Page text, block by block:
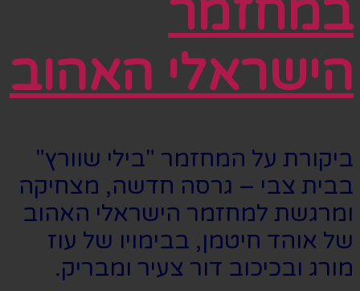
במחזמר
הישראלי האהוב
ביקורת על המחזמר "בילי שוורץ"
בבית צבי – גרסה חדשה, מצחיקה
ומרגשת למחזמר הישראלי האהוב
של אוהד חיטמן, בבימויו של עוז
מורג ובכיכוב דור צעיר ומבריק.